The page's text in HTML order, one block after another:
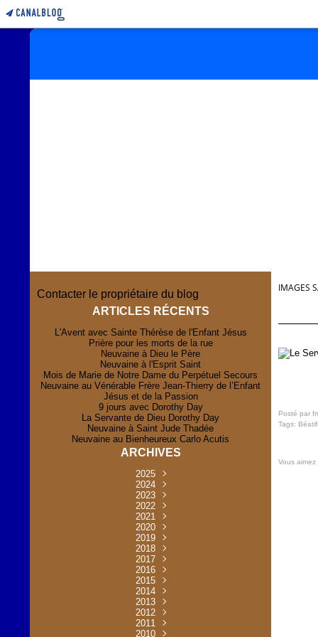
Contacter le propriétaire du blog
ARTICLES RÉCENTS
L'Avent avec Sainte Thérèse de l'Enfant Jésus
Prière pour les morts de la rue
Neuvaine à Dieu le Père
Neuvaine à l'Esprit Saint
Mois de Marie de Notre Dame du Perpétuel Secours
Neuvaine au Vénérable Frère Jean-Thierry de l’Enfant
Jésus et de la Passion
9 jours avec Dorothy Day
La Servante de Dieu Dorothy Day
Neuvaine à Saint Jude Thadée
Neuvaine au Bienheureux Carlo Acutis
ARCHIVES
2025
Novembre
Juillet(1)
Mai
(1)
Avril
(1)
Janvier(1)
2024
Novembre
Octobre
Août
(1)
Mai
(8)
Avril
(2)
Mars
(1)
Février(1)
Janvier(2)
2023
Décembre
Novembre
Octobre
Juin
(29)
Mai (31)
Avril
(2)
2022
Décembre
Novembre
Octobre
Août
(33)
Juillet
(32)
Juin
(1)
Mai (35)
Avril
(31)
Mars
(32)
Février(2)
Janvier(30)
2021
Décembre
Novembre
Octobre(30)
Septembre
Août
(30)
Juillet(2)
Mai (30)
Avril
(3)
2020
Décembre
Novembre
Octobre(17)
Septembre
Mai (30)
Avril
(13)
Mars
(1)
2019
Octobre
Mai (30)
Avril
(5)
Mars
(31)
Février(3)
2018
Décembre
Novembre
Octobre
Août
(2)
Juin
(5)
Mai (30)
Avril
(31)
Mars
(3)
2017
Décembre
Novembre
Octobre
Août
(30)
Juillet
(33)
Juin
(4)
Mai (32)
2016
Décembre
Novembre
Octobre
Septembre
Août
(2)
Juin
(4)
2015
Décembre
Novembre
Octobre
Septembre
Août
(4)
2014
Septembre
Août
(3)
Juillet(6)
Juin
(31)
2013
Décembre
Novembre
Octobre
2012
Décembre
Novembre
2011
Décembre
2010
IMAGES
Posté par
Tags:
Vous aimez